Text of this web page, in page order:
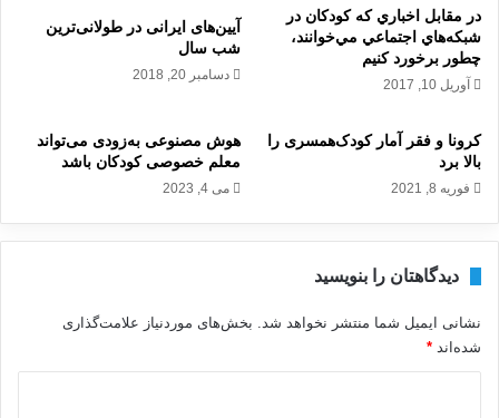
در مقابل اخباري که کودکان در
شبکه‌هاي اجتماعي مي‌خوانند،
چطور برخورد کنيم
آوریل 10, 2017
آیین‌های ایرانی در طولانی‌ترین
شب سال
دسامبر 20, 2018
کرونا و فقر آمار کودک‌همسری را
بالا برد
فوریه 8, 2021
هوش مصنوعی به‌زودی می‌تواند
معلم خصوصی کودکان باشد
می 4, 2023
دیدگاهتان را بنویسید
نشانی ایمیل شما منتشر نخواهد شد. بخش‌های موردنیاز علامت‌گذاری
شده‌اند *